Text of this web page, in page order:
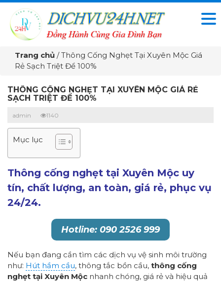
Trang chủ /Thông Cống Nghẹt Tại Xuyên Mộc Giá
Rẻ Sạch Triệt Để 100%
THÔNG CỐNG NGHẸT TẠI XUYÊN MỘC GIÁ RẺ
SẠCH TRIỆT ĐỂ 100%
admin 1140
Mục lục
Thông cống nghẹt tại Xuyên Mộc uy
tín, chất lượng, an toàn, giá rẻ, phục vụ
24/24.
Hotline: 090 2526 999
Nếu bạn đang cần tìm các dịch vụ vệ sinh môi trường
như: Hút hầm cầu, thông tắc bồn cầu, thông cống
nghẹt tại Xuyên Mộc nhanh chóng, giá rẻ và hiệu quả